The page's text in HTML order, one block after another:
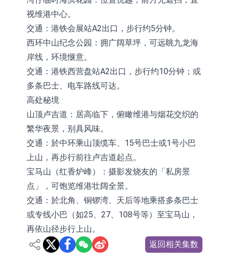
视维港中心。
交通：港铁会展站A2出口，步行约5分钟。
西环中山纪念公园：拥广阔草坪，可远眺九龙海
岸线，环境惬意。
交通：港铁西营盘站A2出口，步行约10分钟；或
多条巴士、电车路线可达。
高处秘境
山顶卢吉道：居高临下，俯瞰维港与烟花交织的
繁华夜景，别具风味。
交通：於中环乘山顶缆车、15号巴士或1号小巴
上山，再步行前往卢吉道起点。
宝马山（红香炉峰）：摄影发烧友的「私房景
点」，可饱览维港壮阔全景。
交通：於北角、铜锣湾、天后等地乘搭多条巴士
或专线小巴（如25、27、108号等）至宝马山，
再依山径步行上山。
返回相关集数